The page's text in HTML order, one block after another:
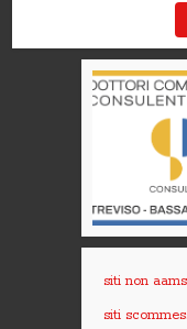
siti non aams
siti